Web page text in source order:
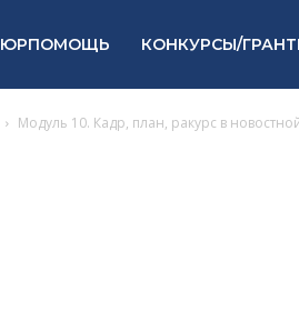
ЮРПОМОЩЬ КОНКУРСЫ/
Модуль 10. Кадр, план, ракурс в